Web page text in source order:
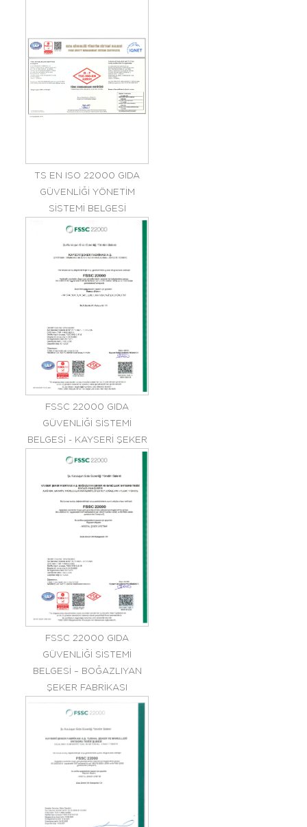
TS EN ISO 22000 GIDA
GÜVENLİĞİ YÖNETİM
SİSTEMİ BELGESİ
FSSC 22000 GIDA
GÜVENLİĞİ SİSTEMİ
BELGESİ - KAYSERİ ŞEKER
FSSC 22000 GIDA
GÜVENLİĞİ SİSTEMİ
BELGESİ – BOĞAZLIYAN
ŞEKER FABRİKASI